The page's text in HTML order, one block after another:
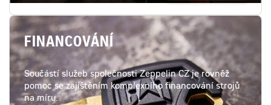
FINANCOVÁNÍ
Součástí služeb společnosti Zeppelin CZ je rovněž
pomoc se zajištěním komplexního financování strojů
na míru.